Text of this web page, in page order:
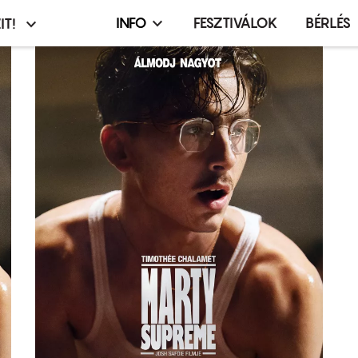
Infó,
esemény,
terembérlés
menü
INFO FESZTIVÁLOK BÉRLÉS